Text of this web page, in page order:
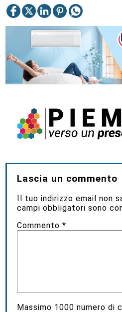
Lascia un commento
Il tuo indirizzo email non
campi obbligatori sono
Commento*
Massimo 1000 numero di